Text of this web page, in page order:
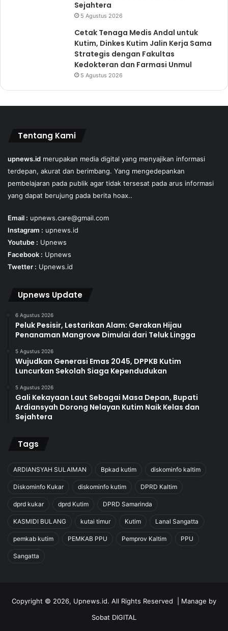
Sejahtera
5 Agustus 2026
Cetak Tenaga Medis Andal untuk
Kutim, Dinkes Kutim Jalin Kerja Sama
Strategis dengan Fakultas
Kedokteran dan Farmasi Unmul
5 Agustus 2026
Tentang Kami
upnews.id merupakan media digital yang menyajikan informasi
terdepan, akurat dan berimbang. Yang mengedepankan
pembelajaran pada publik agar tidak tersesat pada arus informasi
yang dapat berujung pada berita hoax..
Email : upnews.care@gmail.com
Instagram : upnews.id
Youtube : Upnews
Facebook : Upnews
Twetter : Upnews.id
Upnews Update
6 Agustus 2026
Peluk Pesisir, Lestarikan Alam: Gerakan Hijau
Penanaman Mangrove Dimulai dari Teluk Lingga
5 Agustus 2026
Wujudkan Generasi Emas 2045, DPPKB Kutim
Luncurkan Sekolah Siaga Kependudukan
5 Agustus 2026
Gali Kekayaan Laut Sebagai Masa Depan, Bupati
Ardiansyah Dorong Nelayan Kutim Naik Kelas dan
Sejahtera
Tags
ARDIANSYAH SULAIMAN Bpkad kutim diskominfo kaltim
Diskominfo Kukar diskominfo kutim DPRD Kaltim
dprd kukar dprd Kutim DPRD Samarinda
KASMIDI BULANG kutai timur Kutim Lanal Sangatta
pemkab kutim PEMKAB PPU Pemprov Kaltim PPU
Sangatta
Copyright © 2026, Upnews.id. All Rights Reserved | Manage by
Sobat DIGITAL